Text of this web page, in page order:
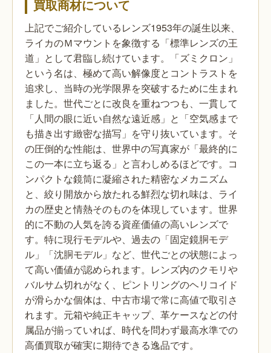
買取商材について
上記でご紹介しているレンズ1953年の誕生以来、
ライカのＭマウントを象徴する「標準レンズの王
道」として君臨し続けています。「ズミクロン」
という名は、極めて高い解像度とコントラストを
追求し、当時の光学限界を突破するために生まれ
ました。世代ごとに改良を重ねつつも、一貫して
「人間の眼に近い自然な遠近感」と「空気感まで
も描き出す緻密な描写」を守り抜いています。そ
の圧倒的な性能は、世界中の写真家が「最終的に
この一本に立ち返る」と言わしめるほどです。コ
ンパクトな鏡筒に凝縮された精密なメカニズム
と、絞り開放から放たれる鮮烈な切れ味は、ライ
カの歴史と情熱そのものを体現しています。世界
的に不動の人気を誇る資産価値の高いレンズで
す。特に現行モデルや、過去の「固定鏡胴モデ
ル」「沈胴モデル」など、世代ごとの状態によっ
て高い価値が認められます。レンズ内のクモリや
バルサム切れがなく、ピントリングのヘリコイド
が滑らかな個体は、中古市場で常に高値で取引さ
れます。元箱や純正キャップ、革ケースなどの付
属品が揃っていれば、時代を問わず最高水準での
高価買取が確実に期待できる逸品です。